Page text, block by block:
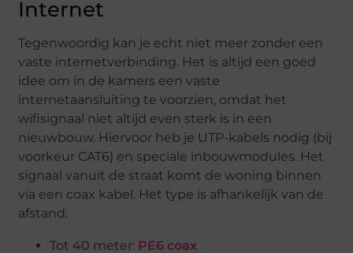
Internet
Tegenwoordig kan je echt niet meer zonder een
vaste internetverbinding. Het is altijd een goed
idee om in de kamers een vaste
internetaansluiting te voorzien, omdat het
wifisignaal niet altijd even sterk is in een
nieuwbouw. Hiervoor heb je UTP-kabels nodig (bij
voorkeur CAT6) en speciale inbouwmodules. Het
signaal vanuit de straat komt de woning binnen
via een coax kabel. Het type is afhankelijk van de
afstand:
Tot 40 meter: PE6 coax